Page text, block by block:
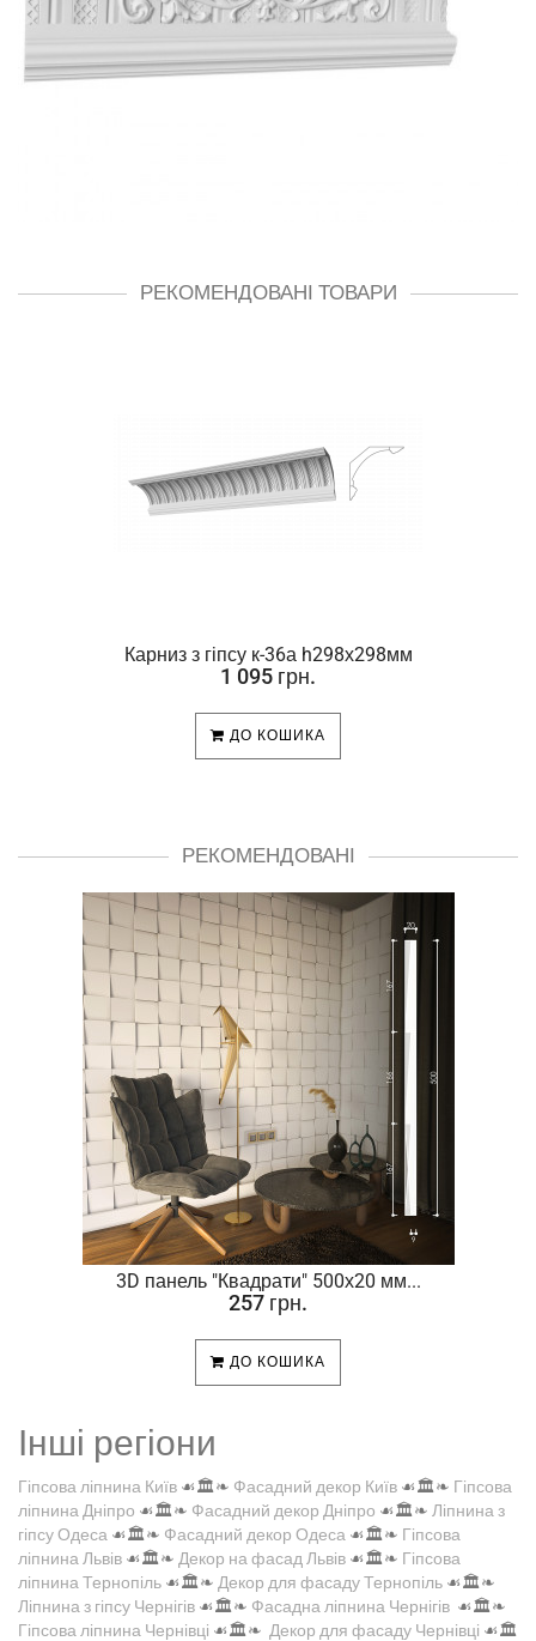
РЕКОМЕНДОВАНІ ТОВАРИ
Карниз з гіпсу к-36а h298х298мм
1 095 грн.
ДО КОШИКА
РЕКОМЕНДОВАНІ
3D панель "Квадрати" 500х20 мм...
257 грн.
ДО КОШИКА
Інші регіони
Гіпсова ліпнина Київ ☙🏛️❧ Фасадний декор Київ ☙🏛️❧ Гіпсова
ліпнина Дніпро ☙🏛️❧ Фасадний декор Дніпро ☙🏛️❧ Ліпнина з
гіпсу Одеса ☙🏛️❧ Фасадний декор Одеса ☙🏛️❧ Гіпсова
ліпнина Львів ☙🏛️❧ Декор на фасад Львів ☙🏛️❧ Гіпсова
ліпнина Тернопіль ☙🏛️❧ Декор для фасаду Тернопіль ☙🏛️❧
Ліпнина з гіпсу Чернігів ☙🏛️❧ Фасадна ліпнина Чернігів ☙🏛️❧
Гіпсова ліпнина Чернівці ☙🏛️❧ Декор для фасаду Чернівці ☙🏛️